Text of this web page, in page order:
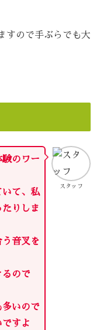
すので手ぶらでも大
スタッフ
験のワー
いて、私
りしま
音叉を
ので
多いので
すよ